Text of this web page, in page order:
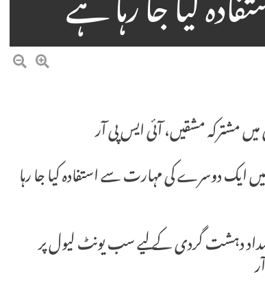
مشترکہ مشقیں، آئی ایس پی آر
دوسرے کی مہارت سے استفادہ کیا جا رہا
انسداد دہشت گردی کے لیے سب یونٹ لیول پر